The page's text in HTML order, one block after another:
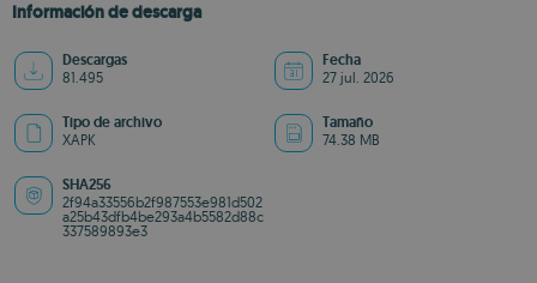
Información de descarga
Descargas
81.495
Fecha
27 jul. 2026
Tipo de archivo
XAPK
Tamaño
74.38 MB
SHA256
2f94a33556b2f987553e981d502
a25b43dfb4be293a4b5582d88c
337589893e3